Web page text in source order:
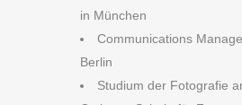
in München
Communications
Berlin
Studium der Fotografie